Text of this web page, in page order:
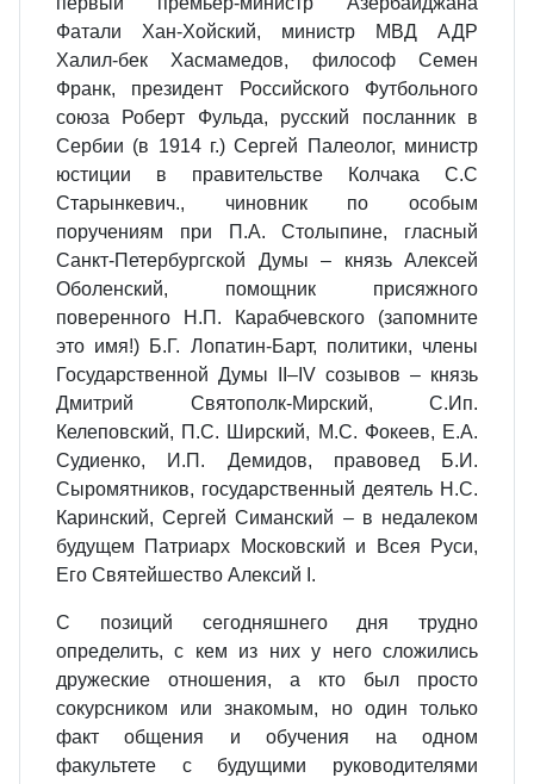
Фатали Хан-Хойский, министр МВД АДР
Халил-бек Хасмамедов, философ Семен
Франк, президент Российского Футбольного
союза Роберт Фульда, русский посланник в
Сербии (в 1914 г.) Сергей Палеолог, министр
юстиции в правительстве Колчака С.С
Старынкевич., чиновник по особым
поручениям при П.А. Столыпине, гласный
Санкт-Петербургской Думы – князь Алексей
Оболенский, помощник присяжного
поверенного Н.П. Карабчевского (запомните
это имя!) Б.Г. Лопатин-Барт, политики, члены
Государственной Думы II–IV созывов – князь
Дмитрий Святополк-Мирский, С.Ип.
Келеповский, П.С. Ширский, М.С. Фокеев, Е.А.
Судиенко, И.П. Демидов, правовед Б.И.
Сыромятников, государственный деятель Н.С.
Каринский, Сергей Симанский – в недалеком
будущем Патриарх Московский и Всея Руси,
Его Святейшество Алексий I.
С позиций сегодняшнего дня трудно
определить, с кем из них у него сложились
дружеские отношения, а кто был просто
сокурсником или знакомым, но один только
факт общения и обучения на одном
факультете с будущими руководителями